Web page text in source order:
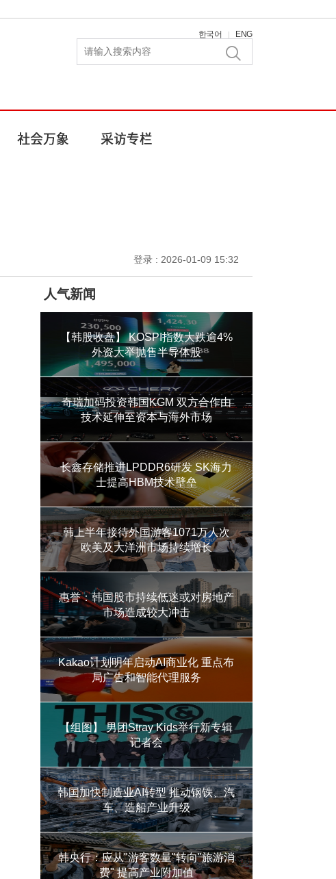
한국어 | ENG
登录 : 2026-01-09 15:32
人气新闻
【韩股收盘】 KOSPI指数大跌逾4%
外资大举抛售半导体股
奇瑞加码投资韩国KGM 双方合作由
技术延伸至资本与海外市场
长鑫存储推进LPDDR6研发 SK海力
士提高HBM技术壁垒
韩上半年接待外国游客1071万人次
欧美及大洋洲市场持续增长
惠誉：韩国股市持续低迷或对房地产
市场造成较大冲击
Kakao计划明年启动AI商业化 重点布
局广告和智能代理服务
【组图】 男团Stray Kids举行新专辑
记者会
韩国加快制造业AI转型 推动钢铁、汽
车、造船产业升级
韩央行：应从"游客数量"转向"旅游消
费" 提高产业附加值